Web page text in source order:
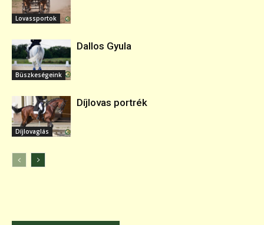
Lovassportok
Büszkeségeink
Dallos Gyula
Díjlovaglás
Díjlovas portrék